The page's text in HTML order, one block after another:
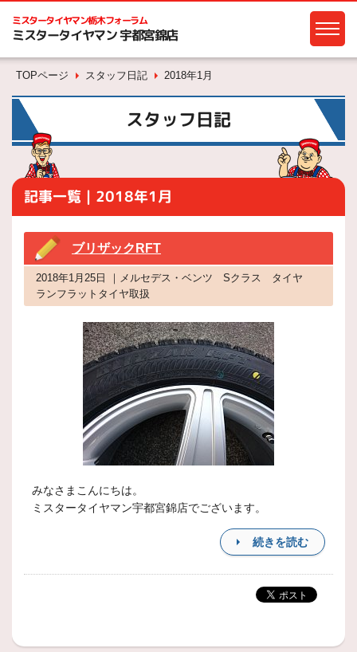
ミスタータイヤマン栃木フォーラム
ミスタータイヤマン 宇都宮錦店
TOPページ スタッフ日記 2018年1月
スタッフ日記
記事一覧｜2018年1月
ブリザックRFT
2018年1月25日 ｜メルセデス・ベンツ Sクラス タイヤ
ランフラットタイヤ取扱
みなさまこんにちは。
ミスタータイヤマン宇都宮錦店でございます。
続きを読む